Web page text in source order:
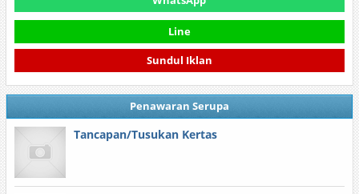
Line
Sundul Iklan
Penawaran Serupa
Tancapan/Tusukan Kertas